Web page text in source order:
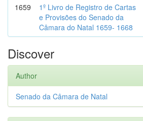
1659
1º Livro de Registro de Cartas
e Provisões do Senado da
Câmara do Natal 1659- 1668
Discover
Author
Senado da Câmara de Natal